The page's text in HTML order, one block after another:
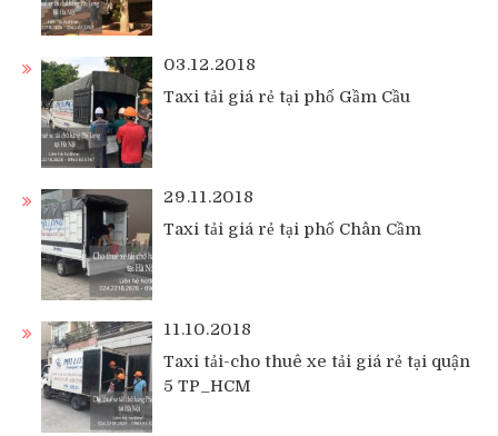
03.12.2018
Taxi tải giá rẻ tại phố Gầm Cầu
29.11.2018
Taxi tải giá rẻ tại phố Chân Cầm
11.10.2018
Taxi tải-cho thuê xe tải giá rẻ tại quận
5 TP_HCM